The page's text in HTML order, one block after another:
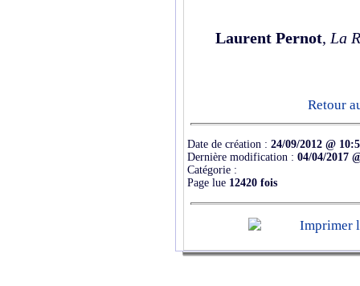
Laurent Pernot, La
Retour
Date de création : 24/09/2012 @
Dernière modification : 04/04/2017
Catégorie :
Page lue 12420 fois